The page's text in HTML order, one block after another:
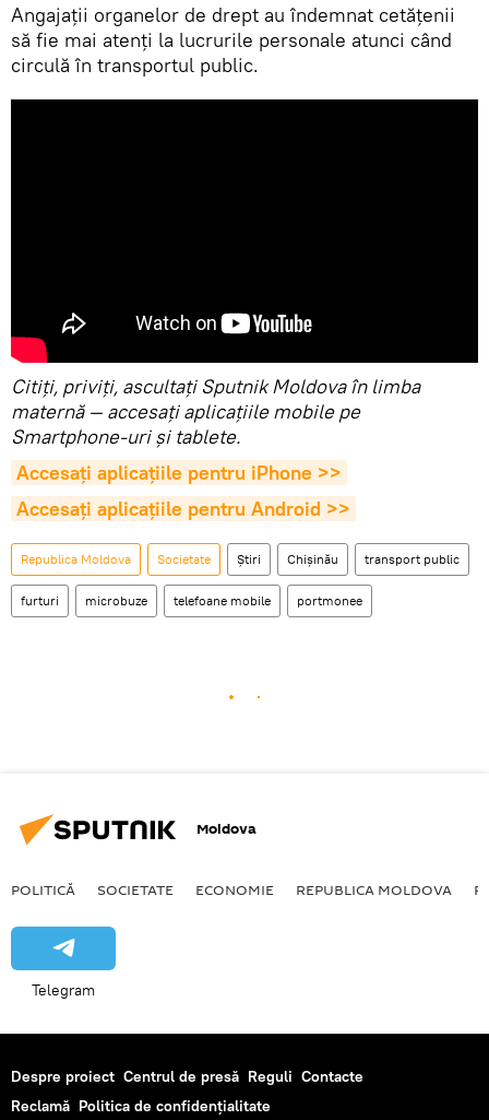
Angajații organelor de drept au îndemnat cetățenii
să fie mai atenți la lucrurile personale atunci când
circulă în transportul public.
Citiţi, priviţi, ascultaţi Sputnik Moldova în limba
maternă — accesaţi aplicaţiile mobile pe
Smartphone-uri şi tablete.
Accesaţi aplicaţiile pentru iPhone >>
Accesaţi aplicaţiile pentru Android >>
Republica Moldova Societate Știri Chișinău transport public
furturi microbuze telefoane mobile portmonee
Moldova
POLITICĂ SOCIETATE ECONOMIE REPUBLICA MOLDOVA
Telegram
Despre proiect Centrul de presă Reguli Contacte
Reclamă Politica de confidențialitate